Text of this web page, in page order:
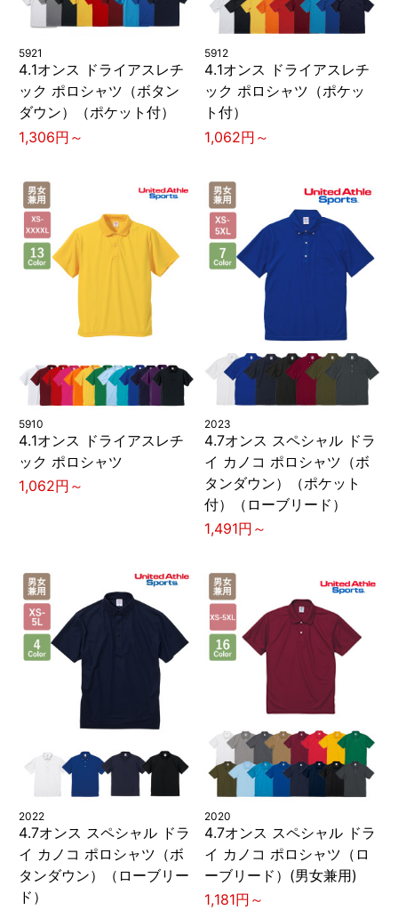
5921
4.1オンス ドライアスレチ
ック ポロシャツ（ボタン
ダウン）（ポケット付）
1,306円～
5912
4.1オンス ドライアスレチ
ック ポロシャツ（ポケッ
ト付）
1,062円～
5910
4.1オンス ドライアスレチ
ック ポロシャツ
1,062円～
2023
4.7オンス スペシャル ドラ
イ カノコ ポロシャツ（ボ
タンダウン）（ポケット
付）（ローブリード）
1,491円～
2022
4.7オンス スペシャル ドラ
イ カノコ ポロシャツ（ボ
タンダウン）（ローブリー
ド）
2020
4.7オンス スペシャル ドラ
イ カノコ ポロシャツ（ロ
ーブリード）(男女兼用)
1,181円～